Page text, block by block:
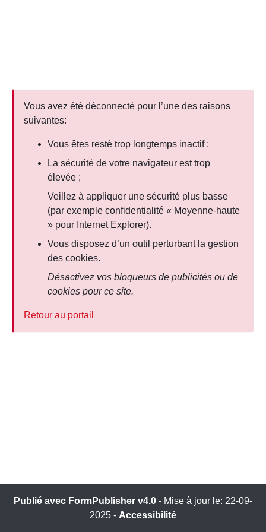
Vous avez été déconnecté pour l’une des raisons
suivantes:
Vous êtes resté trop longtemps inactif ;
La sécurité de votre navigateur est trop
élevée ;
Veillez à appliquer une sécurité plus basse
(par exemple confidentialité « Moyenne-haute
» pour Internet Explorer).
Vous disposez d’un outil perturbant la gestion
des cookies.
Désactivez vos bloqueurs de publicités ou de
cookies pour ce site.
Retour au portail
Publié avec FormPublisher v4.0
Mise à jour le: 22-09-
2025
Accessibilité